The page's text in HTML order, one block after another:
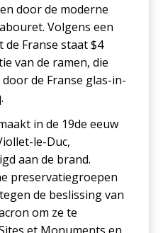
door de moderne
Volgens een
de Franse staat $4
van de ramen, die
de Franse glas-in-
in de 19de eeuw
le-Duc,
aan de brand.
preservatiegroepen
de beslissing van
om ze te